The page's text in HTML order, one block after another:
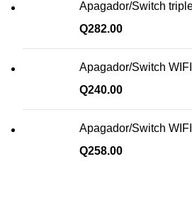
Apagador/Switch
Q282.00
Apagador/Switch
Q240.00
Apagador/Switch
Q258.00